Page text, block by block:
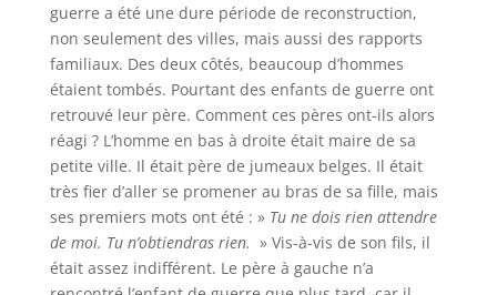
guerre a été une dure période de reconstruction,
non seulement des villes, mais aussi des rapports
familiaux. Des deux côtés, beaucoup d’hommes
étaient tombés. Pourtant des enfants de guerre ont
retrouvé leur père. Comment ces pères ont-ils alors
réagi ? L’homme en bas à droite était maire de sa
petite ville. Il était père de jumeaux belges. Il était
très fier d’aller se promener au bras de sa fille, mais
ses premiers mots ont été : » Tu ne dois rien attendre
de moi. Tu n’obtiendras rien. » Vis-à-vis de son fils, il
était assez indifférent. Le père à gauche n’a